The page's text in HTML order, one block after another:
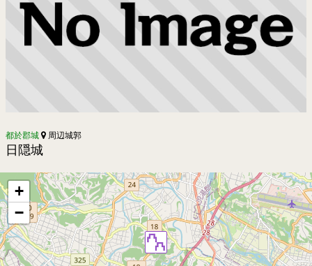
都於郡城 周辺城郭
日隠城
+
−